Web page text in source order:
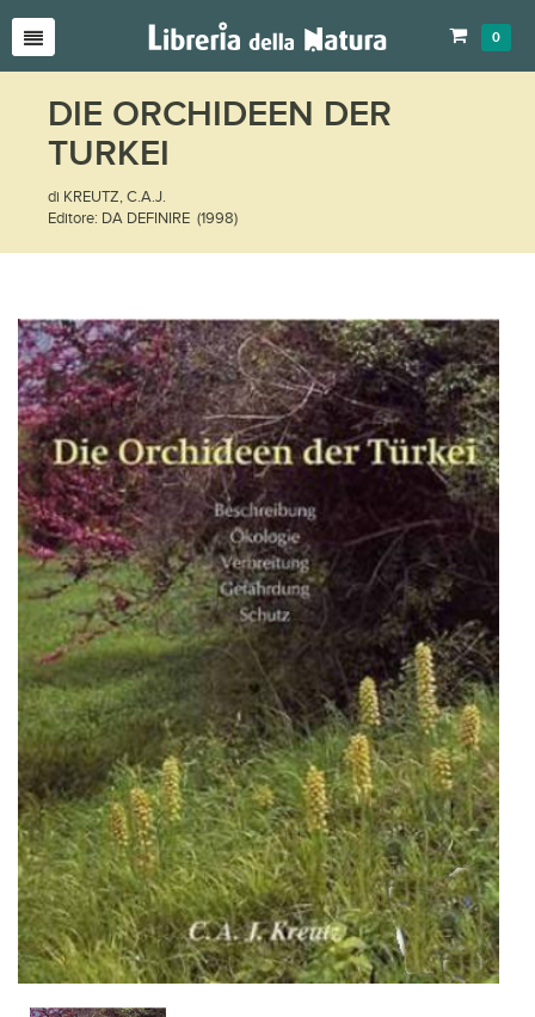
0
DIE ORCHIDEEN DER
TURKEI
di KREUTZ, C.A.J.
Editore: DA DEFINIRE (1998)